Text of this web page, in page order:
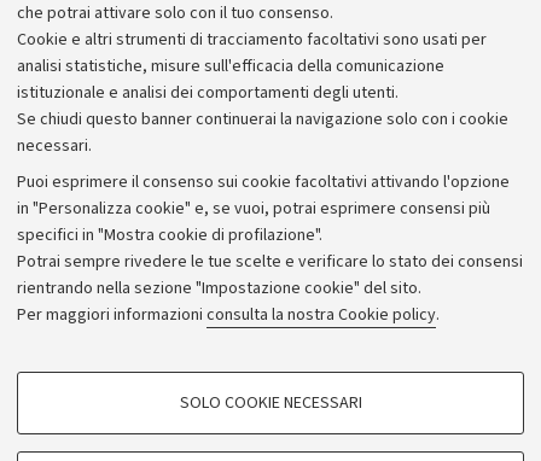
che potrai attivare solo con il tuo consenso.
Cookie e altri strumenti di tracciamento facoltativi sono usati per
analisi statistiche, misure sull'efficacia della comunicazione
istituzionale e analisi dei comportamenti degli utenti.
Se chiudi questo banner continuerai la navigazione solo con i cookie
necessari.
Puoi esprimere il consenso sui cookie facoltativi attivando l'opzione
in "Personalizza cookie" e, se vuoi, potrai esprimere consensi più
specifici in "Mostra cookie di profilazione".
Potrai sempre rivedere le tue scelte e verificare lo stato dei consensi
rientrando nella sezione "Impostazione cookie" del sito.
Per maggiori informazioni consulta la nostra Cookie policy.
COOKIE DI PROFILAZIONE - FACOLTATIVI
SOLO COOKIE NECESSARI
Archivio
Comunicati stampa
Redazione
Rassegna stampa